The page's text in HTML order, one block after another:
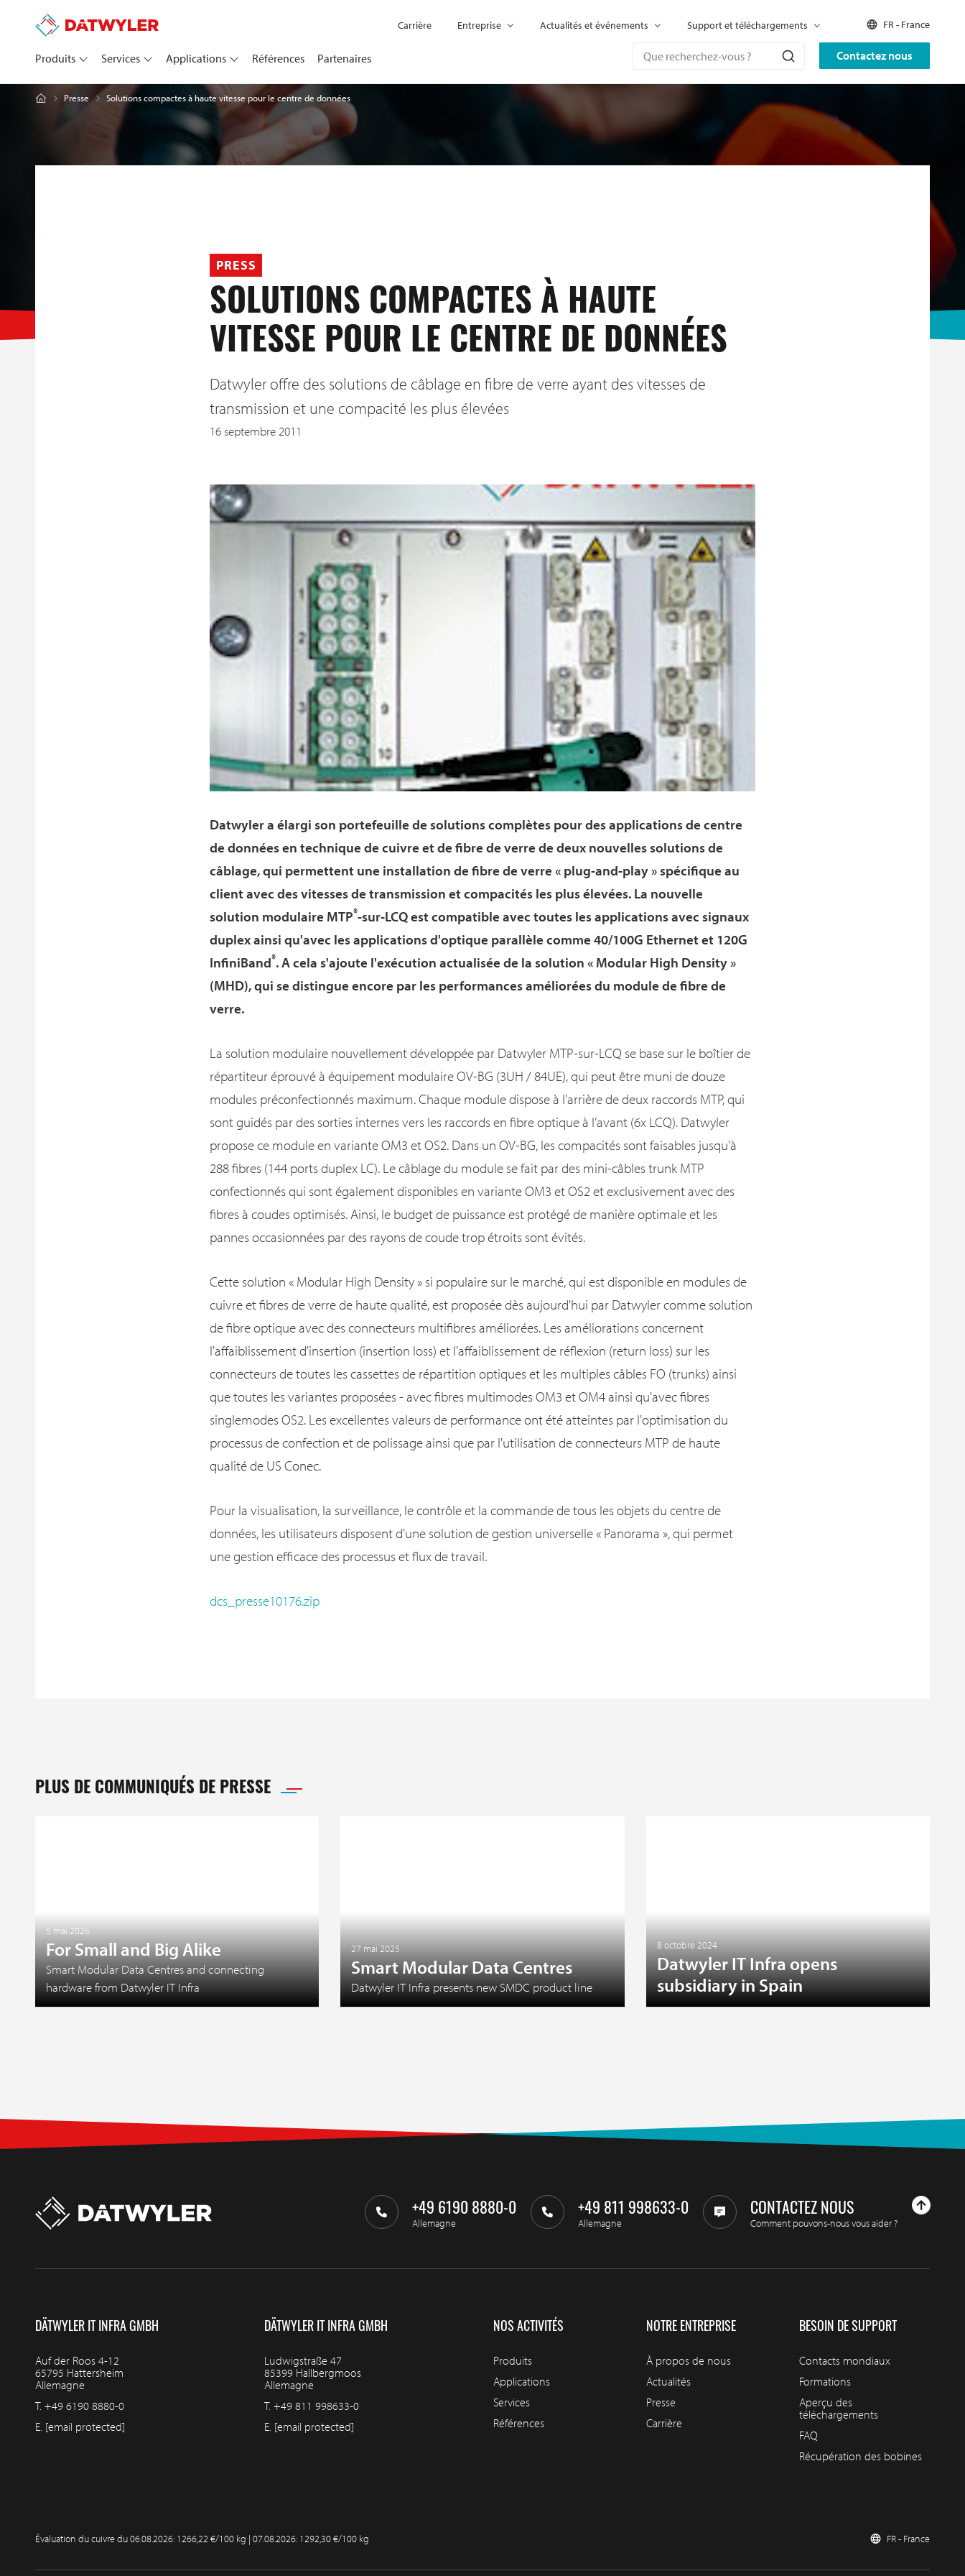
Contactez nous
Produits Services Applications Références Partenaires
Carrière Entreprise Actualités et événements Support et téléchargements FR - France
Presse Solutions compactes à haute vitesse pour le centre de données
PRESS
SOLUTIONS COMPACTES À HAUTE
VITESSE POUR LE CENTRE DE DONNÉES
Datwyler offre des solutions de câblage en fibre de verre ayant des vitesses de
transmission et une compacité les plus élevées
16 septembre 2011
Datwyler a élargi son portefeuille de solutions complètes pour des applications de centre
de données en technique de cuivre et de fibre de verre de deux nouvelles solutions de
câblage, qui permettent une installation de fibre de verre « plug-and-play » spécifique au
client avec des vitesses de transmission et compacités les plus élevées. La nouvelle
solution modulaire MTP®-sur-LCQ est compatible avec toutes les applications avec signaux
duplex ainsi qu'avec les applications d'optique parallèle comme 40/100G Ethernet et 120G
InfiniBand®. A cela s'ajoute l'exécution actualisée de la solution « Modular High Density »
(MHD), qui se distingue encore par les performances améliorées du module de fibre de
verre.
La solution modulaire nouvellement développée par Datwyler MTP-sur-LCQ se base sur le boîtier de
répartiteur éprouvé à équipement modulaire OV-BG (3UH / 84UE), qui peut être muni de douze
modules préconfectionnés maximum. Chaque module dispose à l'arrière de deux raccords MTP, qui
sont guidés par des sorties internes vers les raccords en fibre optique à l’avant (6x LCQ). Datwyler
propose ce module en variante OM3 et OS2. Dans un OV-BG, les compacités sont faisables jusqu'à
288 fibres (144 ports duplex LC). Le câblage du module se fait par des mini-câbles trunk MTP
confectionnés qui sont également disponibles en variante OM3 et OS2 et exclusivement avec des
fibres à coudes optimisés. Ainsi, le budget de puissance est protégé de manière optimale et les
pannes occasionnées par des rayons de coude trop étroits sont évités.
Cette solution « Modular High Density » si populaire sur le marché, qui est disponible en modules de
cuivre et fibres de verre de haute qualité, est proposée dès aujourd'hui par Datwyler comme solution
de fibre optique avec des connecteurs multifibres améliorées. Les améliorations concernent
l'affaiblissement d'insertion (insertion loss) et l'affaiblissement de réflexion (return loss) sur les
connecteurs de toutes les cassettes de répartition optiques et les multiples câbles FO (trunks) ainsi
que toutes les variantes proposées - avec fibres multimodes OM3 et OM4 ainsi qu'avec fibres
singlemodes OS2. Les excellentes valeurs de performance ont été atteintes par l'optimisation du
processus de confection et de polissage ainsi que par l'utilisation de connecteurs MTP de haute
qualité de US Conec.
Pour la visualisation, la surveillance, le contrôle et la commande de tous les objets du centre de
données, les utilisateurs disposent d'une solution de gestion universelle « Panorama », qui permet
une gestion efficace des processus et flux de travail.
dcs_presse10176.zip
PLUS DE COMMUNIQUÉS DE PRESSE
5 mai 2026
For Small and Big Alike
Smart Modular Data Centres and connecting
hardware from Datwyler IT Infra
27 mai 2025
Smart Modular Data Centres
Datwyler IT Infra presents new SMDC product line
8 octobre 2024
Datwyler IT Infra opens
subsidiary in Spain
+49 6190 8880-0
Allemagne
+49 811 998633-0
Allemagne
CONTACTEZ NOUS
Comment pouvons-nous vous aider ?
DÄTWYLER IT INFRA GMBH
Auf der Roos 4-12
65795 Hattersheim
Allemagne
T. +49 6190 8880-0
E. [email protected]
DÄTWYLER IT INFRA GMBH
Ludwigstraße 47
85399 Hallbergmoos
Allemagne
T. +49 811 998633-0
E. [email protected]
NOS ACTIVITÉS
Produits
Applications
Services
Références
NOTRE ENTREPRISE
À propos de nous
Actualités
Presse
Carrière
BESOIN DE SUPPORT
Contacts mondiaux
Formations
Aperçu des
téléchargements
FAQ
Récupération des bobines
FR - France
Évaluation du cuivre du06.08.2026: 1266,22 €/100 kg | 07.08.2026: 1292,30 €/100 kg